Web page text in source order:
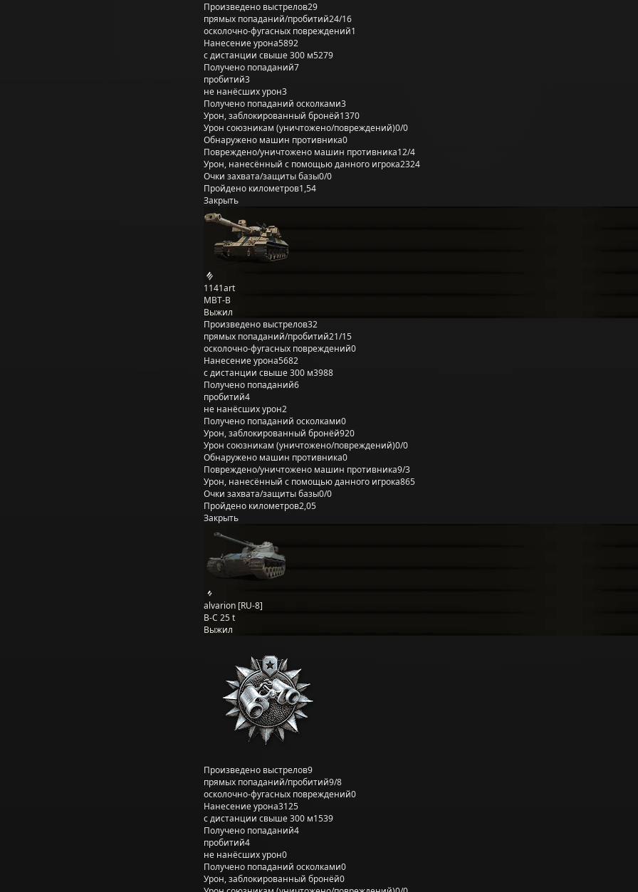
Произведено выстрелов29
прямых попаданий/пробитий24/16
осколочно-фугасных повреждений1
Нанесение урона5892
с дистанции свыше 300 м5279
Получено попаданий7
пробитий3
не нанёсших урон3
Получено попаданий осколками3
Урон, заблокированный бронёй1370
Урон союзникам (уничтожено/повреждений)0/0
Обнаружено машин противника0
Повреждено/уничтожено машин противника12/4
Урон, нанесённый с помощью данного игрока2324
Очки захвата/защиты базы0/0
Пройдено километров1,54
Закрыть
1141art
MBT-B
Выжил
Произведено выстрелов32
прямых попаданий/пробитий21/15
осколочно-фугасных повреждений0
Нанесение урона5682
с дистанции свыше 300 м3988
Получено попаданий6
пробитий4
не нанёсших урон2
Получено попаданий осколками0
Урон, заблокированный бронёй920
Урон союзникам (уничтожено/повреждений)0/0
Обнаружено машин противника0
Повреждено/уничтожено машин противника9/3
Урон, нанесённый с помощью данного игрока865
Очки захвата/защиты базы0/0
Пройдено километров2,05
Закрыть
alvarion [RU-8]
B-C 25 t
Выжил
Произведено выстрелов9
прямых попаданий/пробитий9/8
осколочно-фугасных повреждений0
Нанесение урона3125
с дистанции свыше 300 м1539
Получено попаданий4
пробитий4
не нанёсших урон0
Получено попаданий осколками0
Урон, заблокированный бронёй0